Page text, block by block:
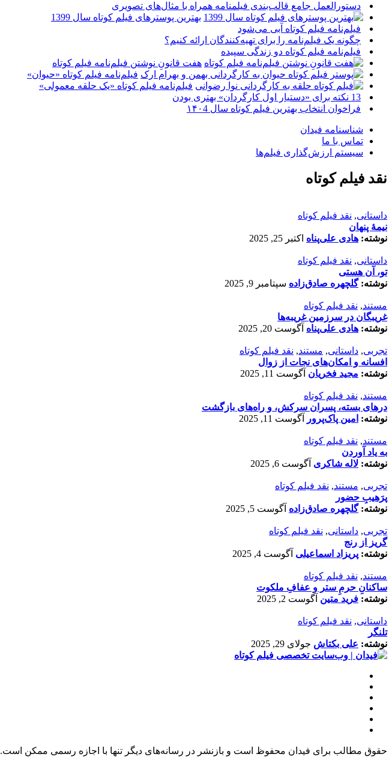
دستورالعمل جامع قالب‌بندی فیلمنامه همراه با مثال‌های تصویری
بهترین پوسترهای فیلم کوتاه سال 1399
فیلم‌نامه فیلم کوتاه آبی می‌شود
چگونه یک فیلم‌نامه را برای تهیه‌کنندگان ارائه کنیم؟
فیلم‌نامه فیلم کوتاه دو زندگی سپیده
هفت قانونِ نوشتن فیلم‌نامه فیلم کوتاه
فیلم‌نامه فیلم کوتاه «حیوان»
فیلم‌نامه فیلم کوتاه «یک حلقه معمولی»
13 نکته برای «دستیار اول کارگردان» بهتری بودن
فراخوان انتخاب بهترین فیلم کوتاه سال ۱۴۰4
شناسنامه فیدان
تماس با ما
سیستم ارزش‌گذاری فیلم‌ها
نقد فیلم کوتاه
داستانی, نقد فیلم کوتاه
نیمۀ پنهان
نوشته: هادی علی‌پناه اکتبر 25, 2025
داستانی, نقد فیلم کوتاه
تو، آن هستی
نوشته:گلچهره صادق‌زاده سپتامبر 9, 2025
مستند, نقد فیلم کوتاه
غریبگان در سرزمین غریبه‌ها
نوشته: هادی علی‌پناه آگوست 20, 2025
تجربی, داستانی, مستند, نقد فیلم کوتاه
افسانه‌ و امکان‌های نجات از زوال
نوشته: مجید فخریان آگوست 11, 2025
مستند, نقد فیلم کوتاه
درهای بسته، پسران سرکش، و راه‌های بازگشت
نوشته: امین پاک‌پرور آگوست 11, 2025
مستند, نقد فیلم کوتاه
به یاد آوردن
نوشته: لاله شاکری آگوست 6, 2025
تجربی, مستند, نقد فیلم کوتاه
پرَهیب‌ِ حضور
نوشته:گلچهره صادق‌زاده آگوست 5, 2025
تجربی, داستانی, نقد فیلم کوتاه
گریز از رنج
نوشته: پریزاد اسماعیلی آگوست 4, 2025
مستند, نقد فیلم کوتاه
ساکنانِ حرمِ ستر و عفافِ ملکوت
نوشته: فرید متین آگوست 2, 2025
داستانی, نقد فیلم کوتاه
تلنگر
نوشته: علی بکتاش جولای 29, 2025
حقوق مطالب برای فیدان محفوظ است و بازنشر در رسانه‌های دیگر تنها با اجازه رسمی ممکن است.